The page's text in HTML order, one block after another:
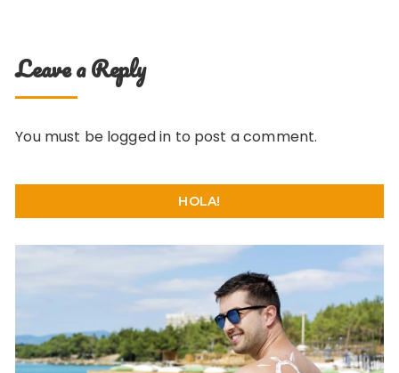
Leave a Reply
You must be logged in to post a comment.
HOLA!